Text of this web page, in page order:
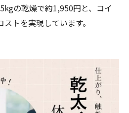
の乾燥で約1,950円と、コイ
トを実現しています。